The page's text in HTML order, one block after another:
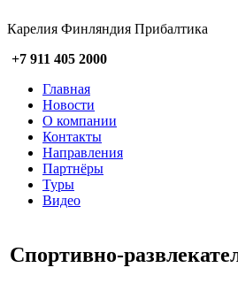
Карелия Финляндия Прибалтика
+7 911 405 2000
Главная
Новости
О компании
Контакты
Направления
Партнёры
Туры
Видео
Спортивно-